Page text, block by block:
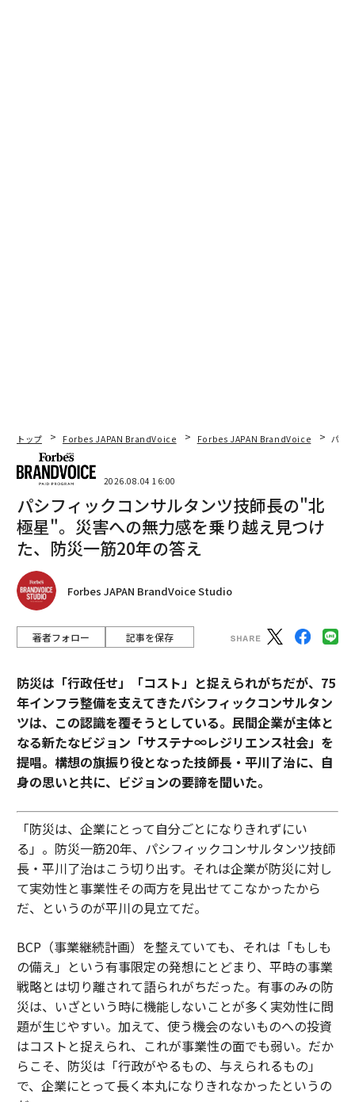
トップ Forbes JAPAN BrandVoice Forbes JAPAN BrandVoice パシ
2026.08.04 16:00
パシフィックコンサルタンツ技師長の"北
極星"。災害への無力感を乗り越え見つけ
た、防災一筋20年の答え
Forbes JAPAN BrandVoice Studio
著者フォロー 記事を保存
防災は「行政任せ」「コスト」と捉えられがちだが、75
年インフラ整備を支えてきたパシフィックコンサルタン
ツは、この認識を覆そうとしている。民間企業が主体と
なる新たなビジョン「サステナ∞レジリエンス社会」を
提唱。構想の旗振り役となった技師長・平川了治に、自
身の思いと共に、ビジョンの要諦を聞いた。
「防災は、企業にとって自分ごとになりきれずにい
る」。防災一筋20年、パシフィックコンサルタンツ技師
長・平川了治はこう切り出す。それは企業が防災に対し
て実効性と事業性その両方を見出せてこなかったから
だ、というのが平川の見立てだ。
BCP（事業継続計画）を整えていても、それは「もしも
の備え」という有事限定の発想にとどまり、平時の事業
戦略とは切り離されて語られがちだった。有事のみの防
災は、いざという時に機能しないことが多く実効性に問
題が生じやすい。加えて、使う機会のないものへの投資
はコストと捉えられ、これが事業性の面でも弱い。だか
らこそ、防災は「行政がやるもの、与えられるもの」
で、企業にとって長く本丸になりきれなかったというの